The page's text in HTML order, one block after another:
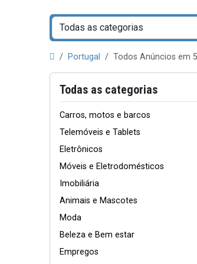
Portugal Todos Anúncios em
Todas as categorias
Carros, motos e barcos
Telemóveis e Tablets
Eletrônicos
Móveis e Eletrodomésticos
Imobiliária
Animais e Mascotes
Moda
Beleza e Bem estar
Empregos